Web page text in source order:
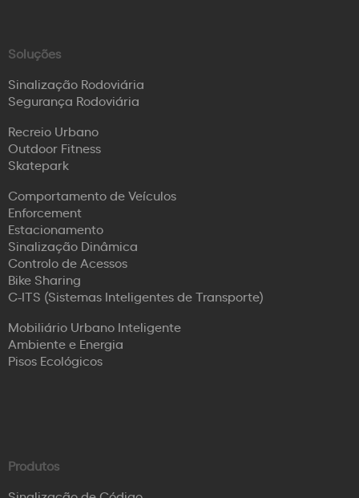
Soluções
Sinalização Rodoviária
Segurança Rodoviária
Recreio Urbano
Outdoor Fitness
Skatepark
Comportamento de Veículos
Enforcement
Estacionamento
Sinalização Dinâmica
Controlo de Acessos
Bike Sharing
C-ITS (Sistemas Inteligentes de Transporte)
Mobiliário Urbano Inteligente
Ambiente e Energia
Pisos Ecológicos
Produtos